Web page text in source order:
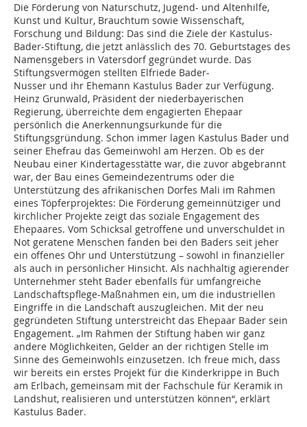
Die Förderung von Naturschutz, Jugend- und Altenhilfe,
Kunst und Kultur, Brauchtum sowie Wissenschaft,
Forschung und Bildung: Das sind die Ziele der Kastulus-
Bader-Stiftung, die jetzt anlässlich des 70. Geburtstages des
Namensgebers in Vatersdorf gegründet wurde. Das
Stiftungsvermögen stellten Elfriede Bader-
Nusser und ihr Ehemann Kastulus Bader zur Verfügung.
Heinz Grunwald, Präsident der niederbayerischen
Regierung, überreichte dem engagierten Ehepaar
persönlich die Anerkennungsurkunde für die
Stiftungsgründung. Schon immer lagen Kastulus Bader und
seiner Ehefrau das Gemeinwohl am Herzen. Ob es der
Neubau einer Kindertagesstätte war, die zuvor abgebrannt
war, der Bau eines Gemeindezentrums oder die
Unterstützung des afrikanischen Dorfes Mali im Rahmen
eines Töpferprojektes: Die Förderung gemeinnütziger und
kirchlicher Projekte zeigt das soziale Engagement des
Ehepaares. Vom Schicksal getroffene und unverschuldet in
Not geratene Menschen fanden bei den Baders seit jeher
ein offenes Ohr und Unterstützung – sowohl in finanzieller
als auch in persönlicher Hinsicht. Als nachhaltig agierender
Unternehmer steht Bader ebenfalls für umfangreiche
Landschaftspflege-Maßnahmen ein, um die industriellen
Eingriffe in die Landschaft auszugleichen. Mit der neu
gegründeten Stiftung unterstreicht das Ehepaar Bader sein
Engagement. „Im Rahmen der Stiftung haben wir ganz
andere Möglichkeiten, Gelder an der richtigen Stelle im
Sinne des Gemeinwohls einzusetzen. Ich freue mich, dass
wir bereits ein erstes Projekt für die Kinderkrippe in Buch
am Erlbach, gemeinsam mit der Fachschule für Keramik in
Landshut, realisieren und unterstützen können“, erklärt
Kastulus Bader.